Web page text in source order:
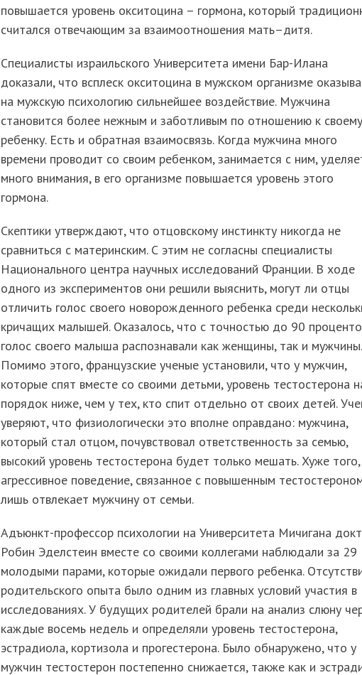
повышается уровень окситоцина – гормона, который
считался отвечающим за взаимоотношения мать–дитя.
Специалисты израильского Университета имени Бар-Илана
доказали, что всплеск окситоцина в мужском организме
на мужскую психологию сильнейшее воздействие. Мужчина
становится более нежным и заботливым по отношению к своему
ребенку. Есть и обратная взаимосвязь. Когда мужчина много
времени проводит со своим ребенком, занимается с ним,
много внимания, в его организме повышается уровень этого
гормона.
Скептики утверждают, что отцовскому инстинкту никогда не
сравниться с материнским. С этим не согласны специалисты
Национального центра научных исследований Франции. В ходе
одного из экспериментов они решили выяснить, могут ли отцы
отличить голос своего новорожденного ребенка среди
кричащих малышей. Оказалось, что с точностью до 90
голос своего малыша распознавали как женщины, так и мужчины.
Помимо этого, французские ученые установили, что у мужчин,
которые спят вместе со своими детьми, уровень тестостерона
порядок ниже, чем у тех, кто спит отдельно от своих детей.
уверяют, что физиологически это вполне оправдано: мужчина,
который стал отцом, почувствовал ответственность за семью,
высокий уровень тестостерона будет только мешать. Хуже того,
агрессивное поведение, связанное с повышенным
лишь отвлекает мужчину от семьи.
Адъюнкт-профессор психологии на Университета Мичигана
Робин Эделстеин вместе со своими коллегами наблюдали за 29
молодыми парами, которые ожидали первого ребенка.
родительского опыта было одним из главных условий участия в
исследованиях. У будущих родителей брали на анализ слюну
каждые восемь недель и определяли уровень тестостерона,
эстрадиола, кортизола и прогестерона. Было обнаружено, что у
мужчин тестостерон постепенно снижается, также как и